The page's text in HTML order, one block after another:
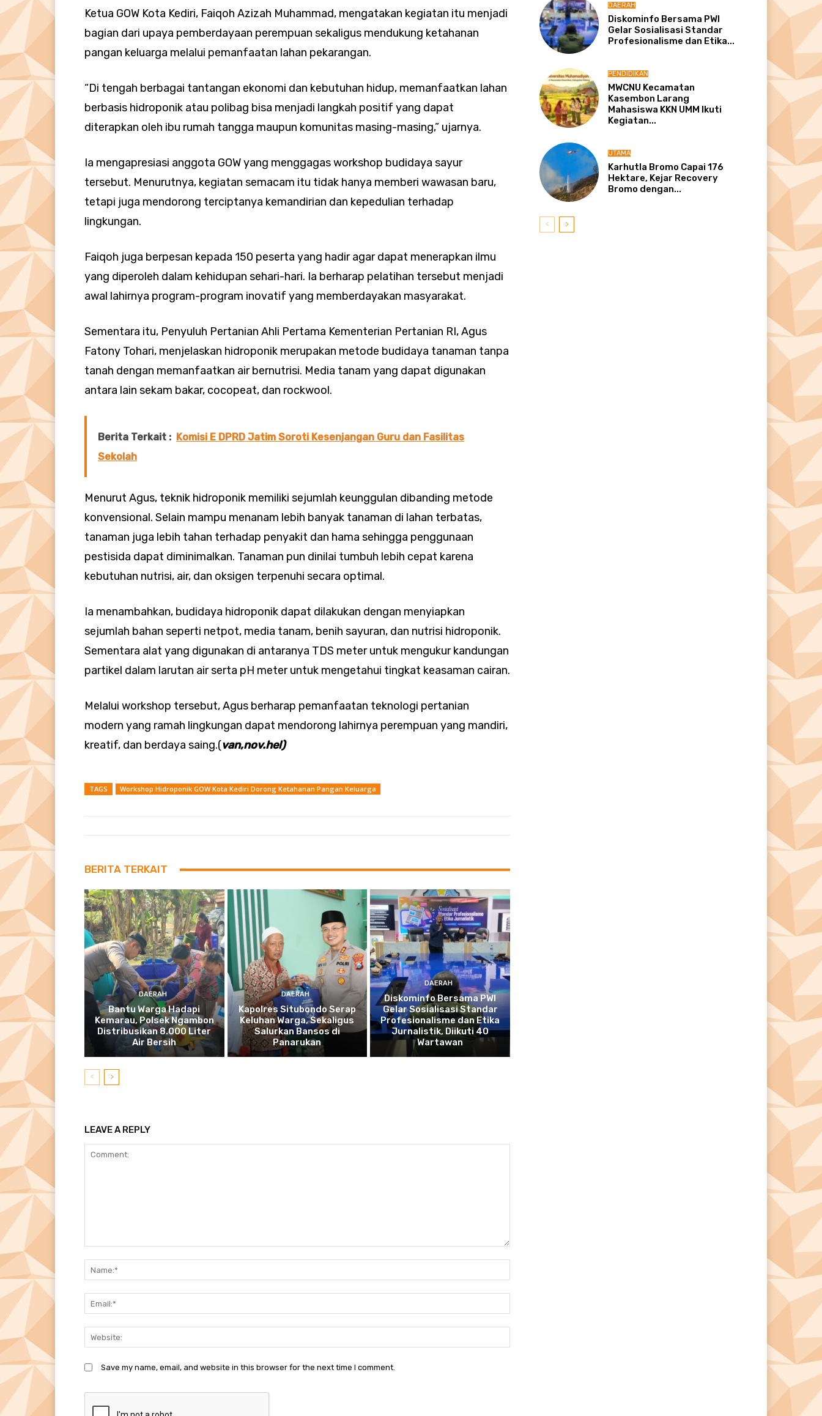
Ketua GOW Kota Kediri, Faiqoh Azizah Muhammad, mengatakan kegiatan itu menjadi
bagian dari upaya pemberdayaan perempuan sekaligus mendukung ketahanan
pangan keluarga melalui pemanfaatan lahan pekarangan.
“Di tengah berbagai tantangan ekonomi dan kebutuhan hidup, memanfaatkan lahan
berbasis hidroponik atau polibag bisa menjadi langkah positif yang dapat
diterapkan oleh ibu rumah tangga maupun komunitas masing-masing,” ujarnya.
Ia mengapresiasi anggota GOW yang menggagas workshop budidaya sayur
tersebut. Menurutnya, kegiatan semacam itu tidak hanya memberi wawasan baru,
tetapi juga mendorong terciptanya kemandirian dan kepedulian terhadap
lingkungan.
Faiqoh juga berpesan kepada 150 peserta yang hadir agar dapat menerapkan ilmu
yang diperoleh dalam kehidupan sehari-hari. Ia berharap pelatihan tersebut menjadi
awal lahirnya program-program inovatif yang memberdayakan masyarakat.
Sementara itu, Penyuluh Pertanian Ahli Pertama Kementerian Pertanian RI, Agus
Fatony Tohari, menjelaskan hidroponik merupakan metode budidaya tanaman tanpa
tanah dengan memanfaatkan air bernutrisi. Media tanam yang dapat digunakan
antara lain sekam bakar, cocopeat, dan rockwool.
Berita Terkait : Komisi E DPRD Jatim Soroti Kesenjangan Guru dan Fasilitas
Sekolah
Menurut Agus, teknik hidroponik memiliki sejumlah keunggulan dibanding metode
konvensional. Selain mampu menanam lebih banyak tanaman di lahan terbatas,
tanaman juga lebih tahan terhadap penyakit dan hama sehingga penggunaan
pestisida dapat diminimalkan. Tanaman pun dinilai tumbuh lebih cepat karena
kebutuhan nutrisi, air, dan oksigen terpenuhi secara optimal.
Ia menambahkan, budidaya hidroponik dapat dilakukan dengan menyiapkan
sejumlah bahan seperti netpot, media tanam, benih sayuran, dan nutrisi hidroponik.
Sementara alat yang digunakan di antaranya TDS meter untuk mengukur kandungan
partikel dalam larutan air serta pH meter untuk mengetahui tingkat keasaman cairan.
Melalui workshop tersebut, Agus berharap pemanfaatan teknologi pertanian
modern yang ramah lingkungan dapat mendorong lahirnya perempuan yang mandiri,
kreatif, dan berdaya saing.(van,nov.hel)
TAGS Workshop Hidroponik GOW Kota Kediri Dorong Ketahanan Pangan Keluarga
BERITA TERKAIT
DAERAH
Bantu Warga Hadapi
Kemarau, Polsek Ngambon
Distribusikan 8.000 Liter
Air Bersih
DAERAH
Kapolres Situbondo Serap
Keluhan Warga, Sekaligus
Salurkan Bansos di
Panarukan
DAERAH
Diskominfo Bersama PWI
Gelar Sosialisasi Standar
Profesionalisme dan Etika
Jurnalistik, Diikuti 40
Wartawan
LEAVE A REPLY
Save my name, email, and website in this browser for the next time I comment.
DAERAH
Diskominfo Bersama PWI
Gelar Sosialisasi Standar
Profesionalisme dan Etika...
PENDIDIKAN
MWCNU Kecamatan
Kasembon Larang
Mahasiswa KKN UMM Ikuti
Kegiatan...
UTAMA
Karhutla Bromo Capai 176
Hektare, Kejar Recovery
Bromo dengan...